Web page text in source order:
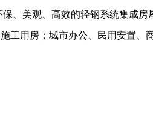
、美观、高效的轻钢系统集成房
用房；城市办公、民用安置、